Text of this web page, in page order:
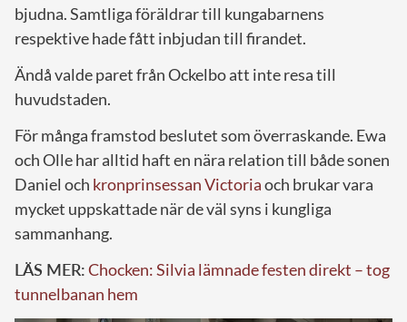
bjudna. Samtliga föräldrar till kungabarnens
respektive hade fått inbjudan till firandet.
Ändå valde paret från Ockelbo att inte resa till
huvudstaden.
För många framstod beslutet som överraskande. Ewa
och Olle har alltid haft en nära relation till både sonen
Daniel och kronprinsessan Victoriaoch brukar vara
mycket uppskattade när de väl syns i kungliga
sammanhang.
LÄS MER:Chocken: Silvia lämnade festen direkt – tog
tunnelbanan hem